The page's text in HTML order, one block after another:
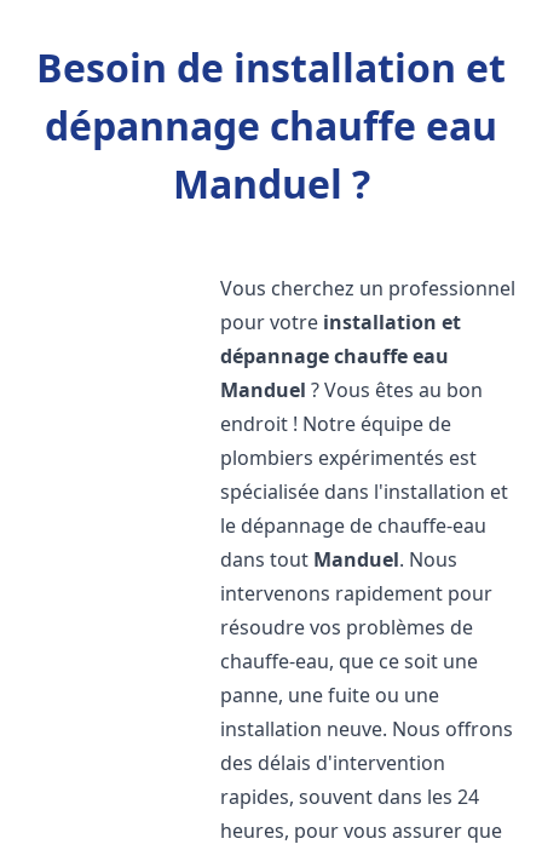
Besoin de installation et
dépannage chauffe eau
Manduel ?
Vous cherchez un professionnel
pour votre installation et
dépannage chauffe eau
Manduel ? Vous êtes au bon
endroit ! Notre équipe de
plombiers expérimentés est
spécialisée dans l'installation et
le dépannage de chauffe-eau
dans tout Manduel. Nous
intervenons rapidement pour
résoudre vos problèmes de
chauffe-eau, que ce soit une
panne, une fuite ou une
installation neuve. Nous offrons
des délais d'intervention
rapides, souvent dans les 24
heures, pour vous assurer que